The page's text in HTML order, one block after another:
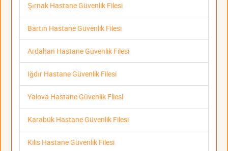
Şırnak Hastane Güvenlik Filesi
Bartın Hastane Güvenlik Filesi
Ardahan Hastane Güvenlik Filesi
Iğdır Hastane Güvenlik Filesi
Yalova Hastane Güvenlik Filesi
Karabük Hastane Güvenlik Filesi
Kilis Hastane Güvenlik Filesi